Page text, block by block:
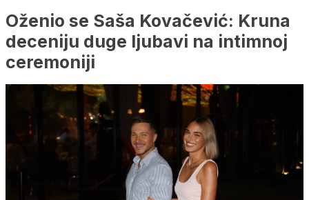
Oženio se Saša Kovačević: Kruna
deceniju duge ljubavi na intimnoj
ceremoniji